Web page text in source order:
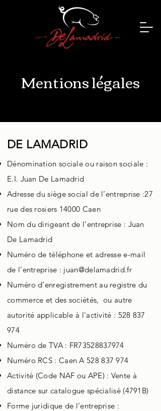
Mentions légales
DE LAMADRID
Dénomination sociale ou raison sociale :
E.I. Juan De Lamadrid
Adresse du siège social de l’entreprise :27
rue des rosiers 14000 Caen
Nom du dirigeant de l’entreprise : Juan
De Lamadrid
Numéro de téléphone et adresse e-mail
de l'entreprise : juan@delamadrid.fr
Numéro d’enregistrement au registre du
commerce et des sociétés, ou autre
autorité applicable à l'activité : 528 837
974
Numéro de TVA : FR73528837974
Numéro RCS : Caen A528 837 974
Activité (Code NAF ou APE) : Vente à
distance sur catalogue spécialisé (4791B)
Forme juridique de l’entreprise :